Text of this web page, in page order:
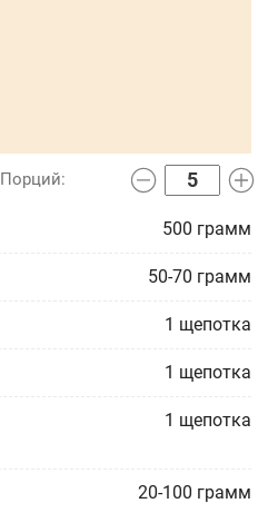
500 грамм
50-70 грамм
1 щепотка
1 щепотка
1 щепотка
20-100 грамм